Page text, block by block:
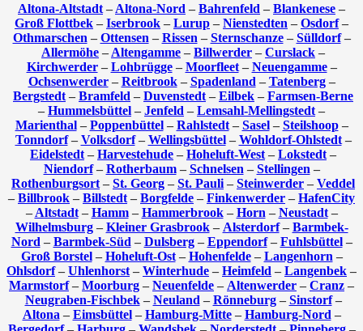
Altona-Altstadt – Altona-Nord – Bahrenfeld – Blankenese –
Groß Flottbek – Iserbrook – Lurup – Nienstedten – Osdorf–
Othmarschen – Ottensen – Rissen – Sternschanze– Sülldorf–
Allermöhe – Altengamme – Billwerder – Curslack –
Kirchwerder– Lohbrügge– Moorfleet– Neuengamme–
Ochsenwerder– Reitbrook– Spadenland – Tatenberg–
Bergstedt – Bramfeld – Duvenstedt – Eilbek – Farmsen-Berne
– Hummelsbüttel – Jenfeld – Lemsahl-Mellingstedt –
Marienthal– Poppenbüttel– Rahlstedt– Sasel– Steilshoop–
Tonndorf– Volksdorf– Wellingsbüttel– Wohldorf-Ohlstedt–
Eidelstedt – Harvestehude – Hoheluft-West – Lokstedt –
Niendorf– Rotherbaum– Schnelsen – Stellingen –
Rothenburgsort – St. Georg – St. Pauli – Steinwerder – Veddel
– Billbrook – Billstedt – Borgfelde – Finkenwerder – HafenCity
– Altstadt– Hamm– Hammerbrook– Horn – Neustadt–
Wilhelmsburg– Kleiner Grasbrook– Alsterdorf– Barmbek-
Nord – Barmbek-Süd – Dulsberg– Eppendorf– Fuhlsbüttel–
Groß Borstel– Hoheluft-Ost– Hohenfelde– Langenhorn –
Ohlsdorf– Uhlenhorst – Winterhude – Heimfeld – Langenbek –
Marmstorf– Moorburg – Neuenfelde – Altenwerder – Cranz –
Neugraben-Fischbek– Neuland – Rönneburg– Sinstorf–
Altona – Eimsbüttel– Hamburg-Mitte– Hamburg-Nord –